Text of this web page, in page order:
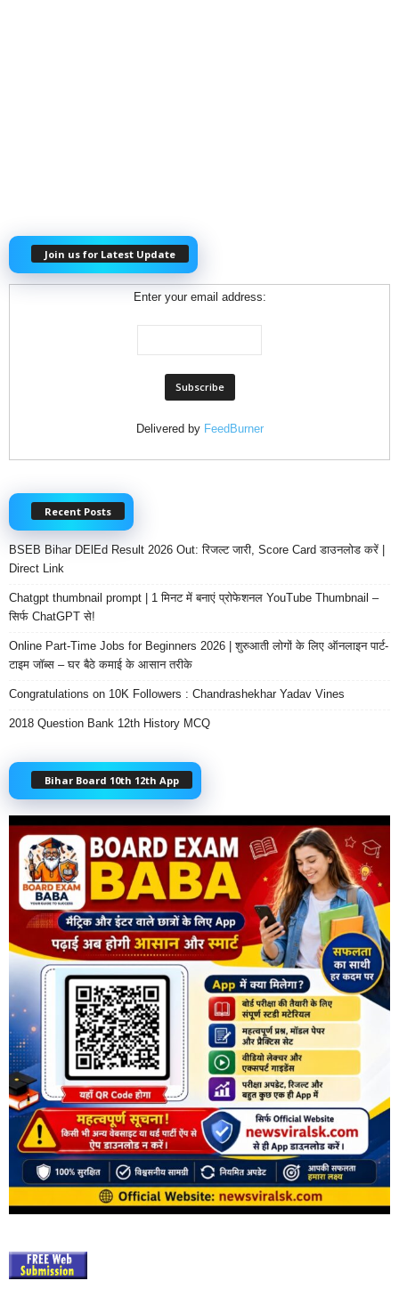
Join us for Latest Update
Enter your email address:
Delivered by FeedBurner
Recent Posts
BSEB Bihar DElEd Result 2026 Out: रिजल्ट जारी, Score Card डाउनलोड करें |
Direct Link
Chatgpt thumbnail prompt | 1 मिनट में बनाएं प्रोफेशनल YouTube Thumbnail –
सिर्फ ChatGPT से!
Online Part-Time Jobs for Beginners 2026 | शुरुआती लोगों के लिए ऑनलाइन पार्ट-
टाइम जॉब्स – घर बैठे कमाई के आसान तरीके
Congratulations on 10K Followers : Chandrashekhar Yadav Vines
2018 Question Bank 12th History MCQ
Bihar Board 10th 12th App